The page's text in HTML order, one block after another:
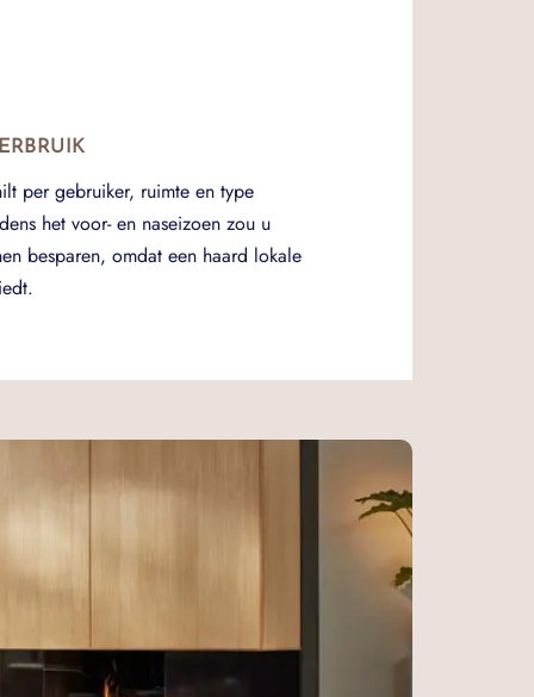
per gebruiker, ruimte en type
het voor- en naseizoen zou u
besparen, omdat een haard lokale